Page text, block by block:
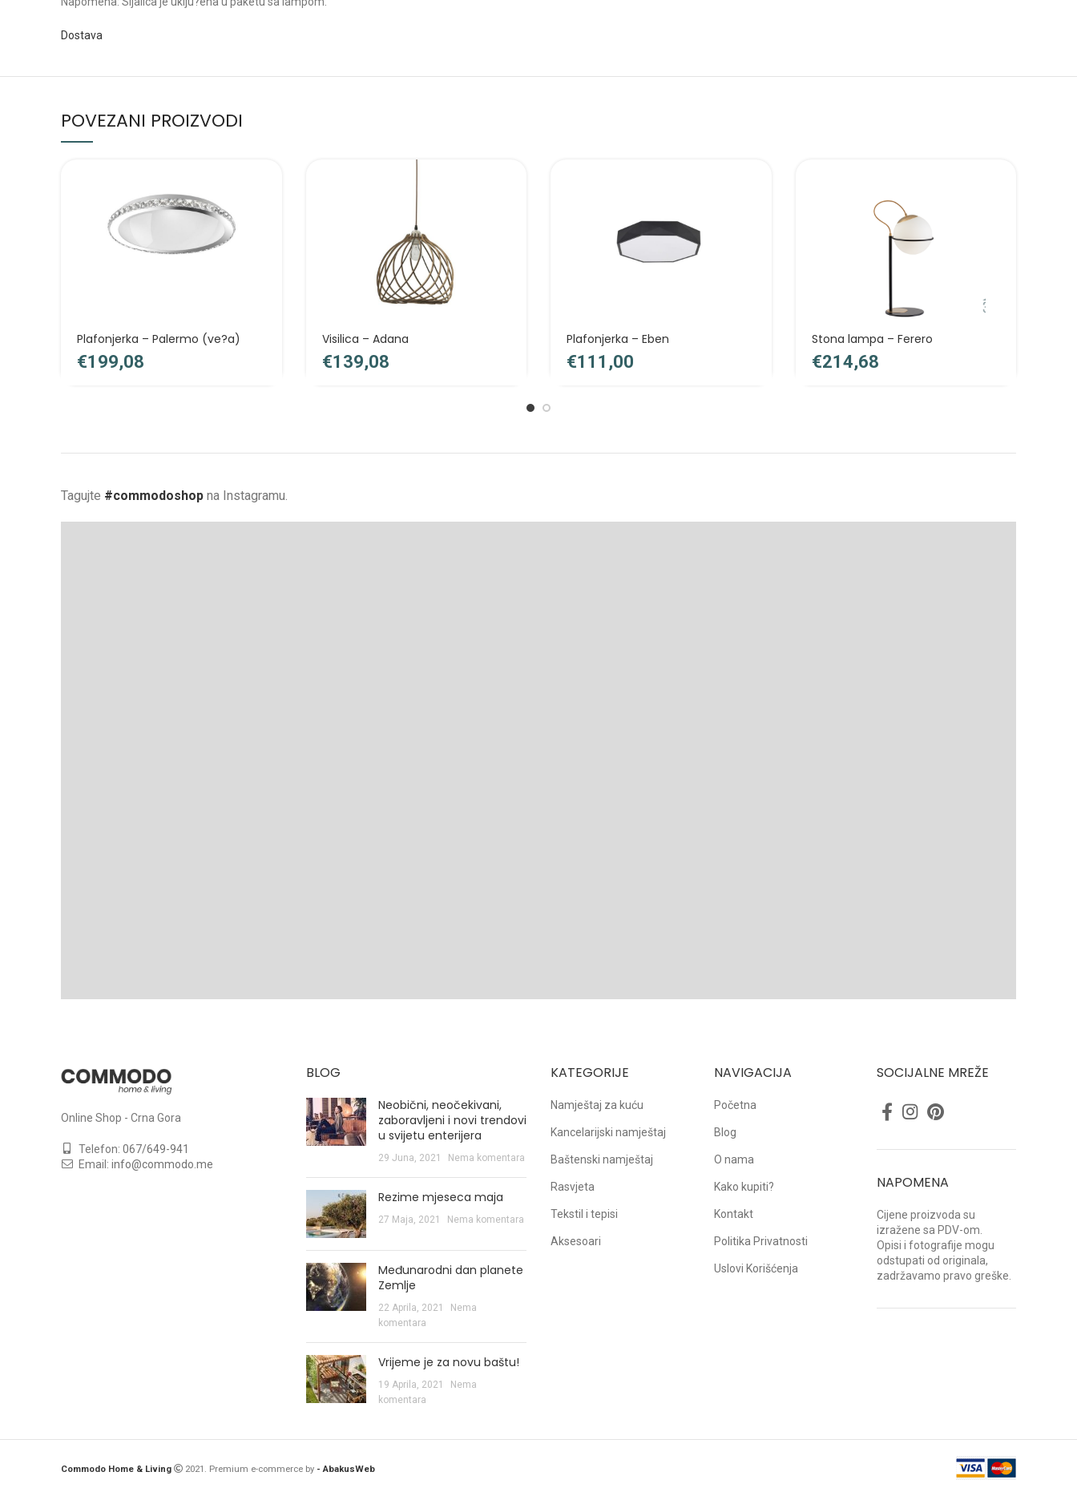
Dostava
POVEZANI PROIZVODI
Plafonjerka – Palermo (ve?a)
€
Visilica – Adana
€
Plafonjerka – Eben
€
Stona lampa – Ferero
€
Tagujte #commodoshop na Instagramu.
Online Shop - Crna Gora
Telefon: 067/649-941
Email: info@commodo.me
BLOG
Neobični, neočekivani,
zaboravljeni i novi trendovi
u svijetu enterijera
29 Juna, 2021 Nema komentara
Rezime mjeseca maja
27 Maja, 2021 Nema komentara
Međunarodni dan planete
Zemlje
22 Aprila, 2021
Nema
komentara
Vrijeme je za novu baštu!
19 Aprila, 2021
Nema
komentara
KATEGORIJE
Namještaj za kuću
Kancelarijski namještaj
Baštenski namještaj
Rasvjeta
Tekstil i tepisi
Aksesoari
NAVIGACIJA
Početna
Blog
O nama
Kako kupiti?
Kontakt
Politika Privatnosti
Uslovi Korišćenja
SOCIJALNE MREŽE
NAPOMENA
Cijene proizvoda su
izražene sa PDV-om.
Opisi i fotografije mogu
odstupati od originala,
zadržavamo pravo greške.
Commodo Home & Living 2021. Premium e-commerce by - AbakusWeb